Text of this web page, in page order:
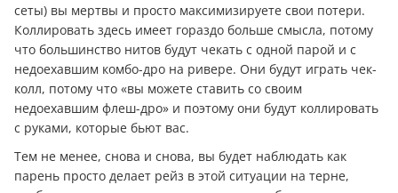
сеты) вы мертвы и просто максимизируете свои потери.
Коллировать здесь имеет гораздо больше смысла, потому
что большинство нитов будут чекать с одной парой и с
недоехавшим комбо-дро на ривере. Они будут играть чек-
колл, потому что «вы можете ставить со своим
недоехавшим флеш-дро» и поэтому они будут коллировать
с руками, которые бьют вас.
Тем не менее, снова и снова, вы будет наблюдать как
парень просто делает рейз в этой ситуации на терне,